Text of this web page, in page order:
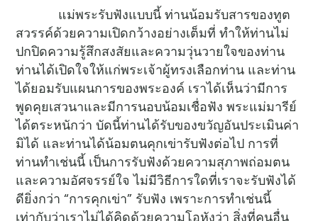
แม่พระรับฟังแบบนี้ ท่านน้อมรับสารของทูต
สวรรค์ด้วยความเปิดกว้างอย่างเต็มที่ ทำให้ท่านไม่
ปกปิดความรู้สึกสงสัยและความวุ่นวายใจของท่าน
ท่านได้เปิดใจให้แก่พระเจ้าผู้ทรงเลือกท่าน และท่าน
ได้ยอมรับแผนการของพระองค์ เราได้เห็นว่ามีการ
พูดคุยเสวนาและมีการนอบน้อมเชื่อฟัง พระแม่มารีย์
ได้ตระหนักว่า บัดนี้ท่านได้รับของขวัญอันประเมินค่า
มิได้ และท่านได้น้อมตนคุกเข่ารับฟังต่อไป การที่
ท่านทำเช่นนี้ เป็นการรับฟังด้วยความสุภาพถ่อมตน
และความอัศจรรย์ใจ ไม่มีวิธีการใดที่เราจะรับฟังได้
ดียิ่งกว่า “การคุกเข่า” รับฟัง เพราะการทำเช่นนี้
เท่ากับว่าเราไม่ได้คิดด้วยความโอหังว่า สิ่งที่คนอื่น